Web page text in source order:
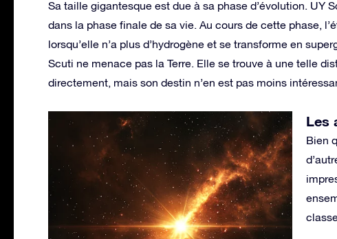
Sa taille gigantesque est due à sa phase d’évolution. UY
dans la phase finale de sa vie. Au cours de cette phase,
lorsqu’elle n’a plus d’hydrogène et se transforme en
Scuti ne menace pas la Terre. Elle se trouve à une telle
directement, mais son destin n’en est pas moins
Les
Bien